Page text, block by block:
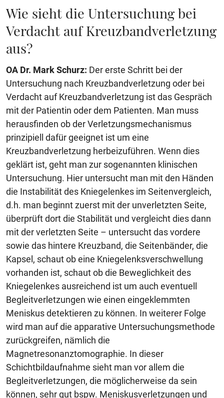
Wie sieht die Untersuchung bei
Verdacht auf Kreuzbandverletzung
aus?
OA Dr. Mark Schurz: Der erste Schritt bei der
Untersuchung nach Kreuzbandverletzung oder bei
Verdacht auf Kreuzbandverletzung ist das Gespräch
mit der Patientin oder dem Patienten. Man muss
herausfinden ob der Verletzungsmechanismus
prinzipiell dafür geeignet ist um eine
Kreuzbandverletzung herbeizuführen. Wenn dies
geklärt ist, geht man zur sogenannten klinischen
Untersuchung. Hier untersucht man mit den Händen
die Instabilität des Kniegelenkes im Seitenvergleich,
d.h. man beginnt zuerst mit der unverletzten Seite,
überprüft dort die Stabilität und vergleicht dies dann
mit der verletzten Seite – untersucht das vordere
sowie das hintere Kreuzband, die Seitenbänder, die
Kapsel, schaut ob eine Kniegelenksverschwellung
vorhanden ist, schaut ob die Beweglichkeit des
Kniegelenkes ausreichend ist um auch eventuell
Begleitverletzungen wie einen eingeklemmten
Meniskus detektieren zu können. In weiterer Folge
wird man auf die apparative Untersuchungsmethode
zurückgreifen, nämlich die
Magnetresonanztomographie. In dieser
Schichtbildaufnahme sieht man vor allem die
Begleitverletzungen, die möglicherweise da sein
können, sehr gut bspw. Meniskusverletzungen und